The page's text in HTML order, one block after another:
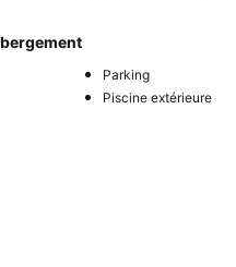
Parking
Piscine extérieure